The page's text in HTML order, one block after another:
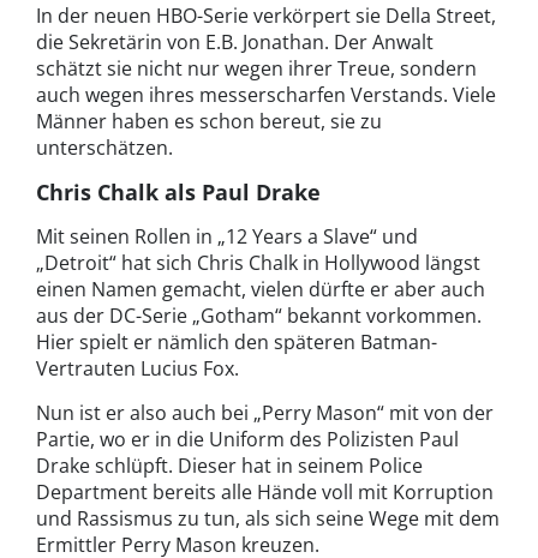
In der neuen HBO-Serie verkörpert sie Della Street,
die Sekretärin von E.B. Jonathan. Der Anwalt
schätzt sie nicht nur wegen ihrer Treue, sondern
auch wegen ihres messerscharfen Verstands. Viele
Männer haben es schon bereut, sie zu
unterschätzen.
Chris Chalk als Paul Drake
Mit seinen Rollen in „12 Years a Slave“ und
„Detroit“ hat sich Chris Chalk in Hollywood längst
einen Namen gemacht, vielen dürfte er aber auch
aus der DC-Serie „Gotham“ bekannt vorkommen.
Hier spielt er nämlich den späteren Batman-
Vertrauten Lucius Fox.
Nun ist er also auch bei „Perry Mason“ mit von der
Partie, wo er in die Uniform des Polizisten Paul
Drake schlüpft. Dieser hat in seinem Police
Department bereits alle Hände voll mit Korruption
und Rassismus zu tun, als sich seine Wege mit dem
Ermittler Perry Mason kreuzen.